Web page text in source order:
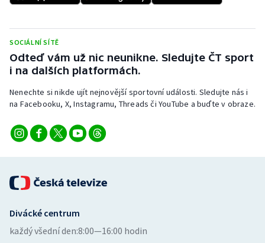
SOCIÁLNÍ SÍTĚ
Odteď vám už nic neunikne. Sledujte ČT sport
i na dalších platformách.
Nenechte si nikde ujít nejnovější sportovní události. Sledujte nás i
na Facebooku, X, Instagramu, Threads či YouTube a buďte v obraze.
Divácké centrum
každý všední den:8:00—16:00 hodin